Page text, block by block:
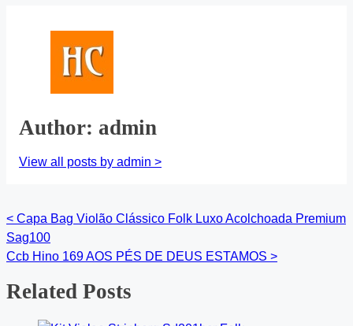
Author: admin
View all posts by admin >
Posts
navigation
< Capa Bag Violão Clássico Folk Luxo Acolchoada Premium
Sag100
Ccb Hino 169 AOS PÉS DE DEUS ESTAMOS >
Related Posts